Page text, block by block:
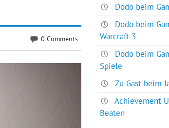
0 Comments
Dodo beim
Dodo beim
Warcraft 3
Dodo beim
Spiele
Zu Gast beim
Achievement
Beaten